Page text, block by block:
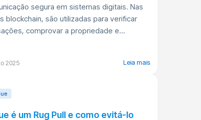
segura em sistemas digitais. Nas
blockchain, são utilizadas para verificar
comprovar a propriedade e...
2025 Leia mais
é um Rug Pull e como evitá-lo